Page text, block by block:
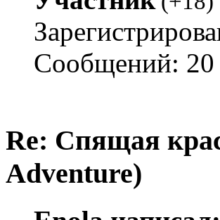
Сообщений: 20
Re: Спящая
Adventure)